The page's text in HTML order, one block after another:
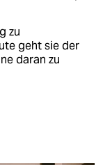
zu
geht sie der
daran zu